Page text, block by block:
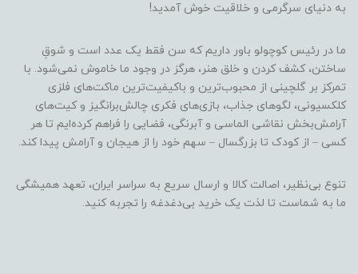
به دنیای سرگرمی و خلاقیت خوش آمدید!
ما در رئیس کوچولو باور داریم که سن فقط یک عدد است و شوقِ
ساختن، کشف کردن و خلق هنر، هرگز در وجود ما خاموش نمی‌شود. با
تمرکز بر گلچینی از محبوب‌ترین و باکیفیت‌ترین ماکت‌های فلزی
کلکسیونی، لگوهای جذاب، بازی‌های فکری چالش‌برانگیز و کیت‌های
آرامش‌بخش نقاشی الماسی و آبرنگی، فضایی را فراهم کرده‌ایم تا هر
کسی – از کودک تا بزرگسال – سهم خود را از هیجان و آرامش پیدا کند.
تنوع بی‌نظیر، اصالت کالا و ارسال سریع به سراسر ایران، تعهد همیشگی
ما به شماست تا لذت یک خرید بی‌دغدغه را تجربه کنید.